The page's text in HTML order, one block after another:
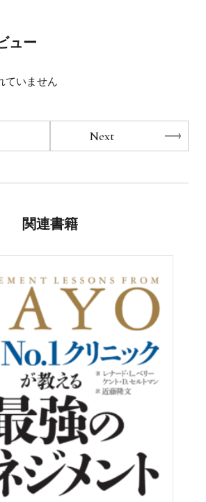
いう、３５年以上、話すことを生業と
ュー
ていません
Next
関連書籍